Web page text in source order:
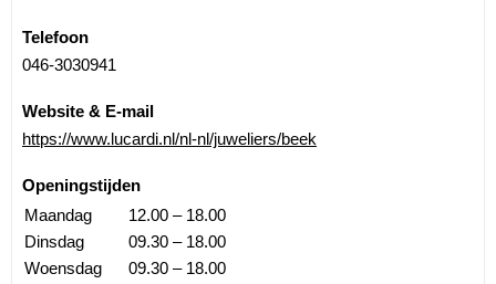
Telefoon
046-3030941
Website & E-mail
https://www.lucardi.nl/nl-nl/juweliers/beek
Openingstijden
Maandag
12.00 – 18.00
Dinsdag
09.30 – 18.00
Woensdag
09.30 – 18.00